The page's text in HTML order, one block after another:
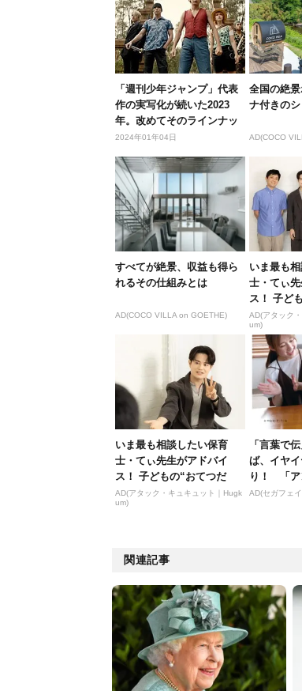
「週刊少年ジャンプ」代表
作の実写化が続いた2023
年。改めてそのラインナッ
プを振...
2024年01年04日
全国の絶
ナ付きの
AD(COCO
すべてが絶景、収益も得ら
れるその仕組みとは
AD(COCO VILLA on GOETHE)
いま最も
士・てぃ
ス！ 子ど
い”に、ど
AD(アタック
um)
いま最も相談したい保育
士・てぃ先生がアドバイ
ス！ 子どもの“おてつだ
い”に、どん...
AD(アタック・キュキュット｜Hugk
um)
「言葉で
ば、イヤ
り！ 「ア
ばずかん...
AD(セガフェ
関連記事